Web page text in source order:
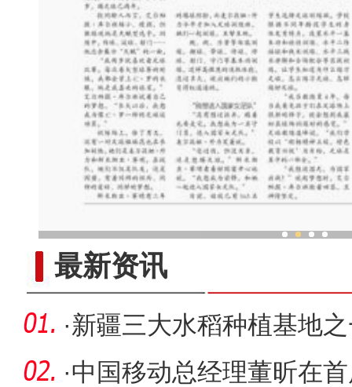
最新资讯
·新疆三大水稻种植基地
万亩水稻
·中国移动总经理董昕在